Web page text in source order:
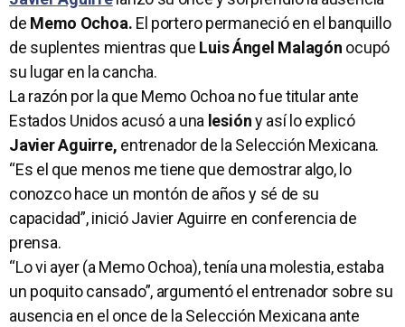
de Memo Ochoa. El portero permaneció en el banquillo
de suplentes mientras que Luis Ángel Malagón ocupó
su lugar en la cancha.
La razón por la que Memo Ochoa no fue titular ante
Estados Unidos acusó a una lesióny así lo explicó
Javier Aguirre, entrenador de la Selección Mexicana.
“Es el que menos me tiene que demostrar algo, lo
conozco hace un montón de años y sé de su
capacidad”, inició Javier Aguirre en conferencia de
prensa.
“Lo vi ayer (a Memo Ochoa), tenía una molestia, estaba
un poquito cansado”, argumentó el entrenador sobre su
ausencia en el once de la Selección Mexicana ante